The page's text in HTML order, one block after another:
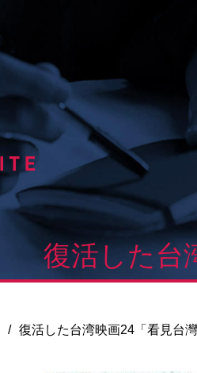
復活した台
/ 復活した台湾映画24「看見台灣